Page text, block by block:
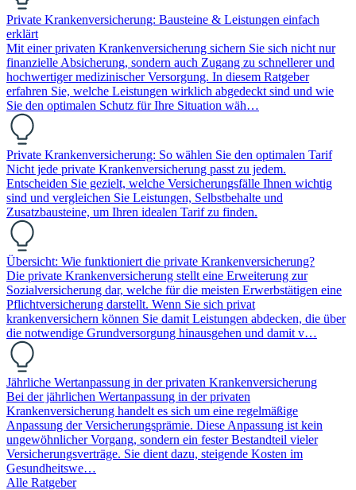
Private Krankenversicherung: Bausteine & Leistungen einfach
erklärt
Mit einer privaten Krankenversicherung sichern Sie sich nicht nur
finanzielle Absicherung, sondern auch Zugang zu schnellerer und
hochwertiger medizinischer Versorgung. In diesem Ratgeber
erfahren Sie, welche Leistungen wirklich abgedeckt sind und wie
Sie den optimalen Schutz für Ihre Situation wäh…
Private Krankenversicherung: So wählen Sie den optimalen Tarif
Nicht jede private Krankenversicherung passt zu jedem.
Entscheiden Sie gezielt, welche Versicherungsfälle Ihnen wichtig
sind und vergleichen Sie Leistungen, Selbstbehalte und
Zusatzbausteine, um Ihren idealen Tarif zu finden.
Übersicht: Wie funktioniert die private Krankenversicherung?
Die private Krankenversicherung stellt eine Erweiterung zur
Sozialversicherung dar, welche für die meisten Erwerbstätigen eine
Pflichtversicherung darstellt. Wenn Sie sich privat
krankenversichern können Sie damit Leistungen abdecken, die über
die notwendige Grundversorgung hinausgehen und damit v…
Jährliche Wertanpassung in der privaten Krankenversicherung
Bei der jährlichen Wertanpassung in der privaten
Krankenversicherung handelt es sich um eine regelmäßige
Anpassung der Versicherungsprämie. Diese Anpassung ist kein
ungewöhnlicher Vorgang, sondern ein fester Bestandteil vieler
Versicherungsverträge. Sie dient dazu, steigende Kosten im
Gesundheitswe…
Alle Ratgeber